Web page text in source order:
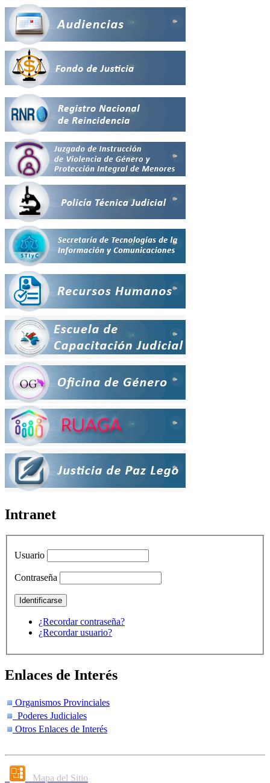
Intranet
Usuario
Contraseña
¿Recordar contraseña?
¿Recordar usuario?
Enlaces de Interés
Organismos Provinciales
Poderes Judiciales
Otros Enlaces de Interés
Mapa del Sitio